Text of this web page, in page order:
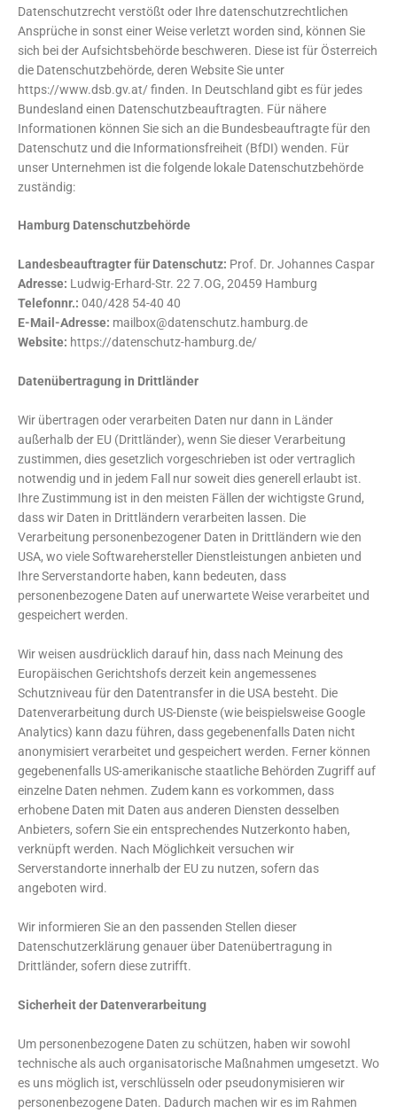
Datenschutzrecht verstößt oder Ihre datenschutzrechtlichen
Ansprüche in sonst einer Weise verletzt worden sind, können Sie
sich bei der Aufsichtsbehörde beschweren. Diese ist für Österreich
die Datenschutzbehörde, deren Website Sie unter
https://www.dsb.gv.at/ finden. In Deutschland gibt es für jedes
Bundesland einen Datenschutzbeauftragten. Für nähere
Informationen können Sie sich an die Bundesbeauftragte für den
Datenschutz und die Informationsfreiheit (BfDI) wenden. Für
unser Unternehmen ist die folgende lokale Datenschutzbehörde
zuständig:
Hamburg Datenschutzbehörde
Landesbeauftragter für Datenschutz: Prof. Dr. Johannes Caspar
Adresse: Ludwig-Erhard-Str. 22 7.OG, 20459 Hamburg
Telefonnr.: 040/428 54-40 40
E-Mail-Adresse: mailbox@datenschutz.hamburg.de
Website: https://datenschutz-hamburg.de/
Datenübertragung in Drittländer
Wir übertragen oder verarbeiten Daten nur dann in Länder
außerhalb der EU (Drittländer), wenn Sie dieser Verarbeitung
zustimmen, dies gesetzlich vorgeschrieben ist oder vertraglich
notwendig und in jedem Fall nur soweit dies generell erlaubt ist.
Ihre Zustimmung ist in den meisten Fällen der wichtigste Grund,
dass wir Daten in Drittländern verarbeiten lassen. Die
Verarbeitung personenbezogener Daten in Drittländern wie den
USA, wo viele Softwarehersteller Dienstleistungen anbieten und
Ihre Serverstandorte haben, kann bedeuten, dass
personenbezogene Daten auf unerwartete Weise verarbeitet und
gespeichert werden.
Wir weisen ausdrücklich darauf hin, dass nach Meinung des
Europäischen Gerichtshofs derzeit kein angemessenes
Schutzniveau für den Datentransfer in die USA besteht. Die
Datenverarbeitung durch US-Dienste (wie beispielsweise Google
Analytics) kann dazu führen, dass gegebenenfalls Daten nicht
anonymisiert verarbeitet und gespeichert werden. Ferner können
gegebenenfalls US-amerikanische staatliche Behörden Zugriff auf
einzelne Daten nehmen. Zudem kann es vorkommen, dass
erhobene Daten mit Daten aus anderen Diensten desselben
Anbieters, sofern Sie ein entsprechendes Nutzerkonto haben,
verknüpft werden. Nach Möglichkeit versuchen wir
Serverstandorte innerhalb der EU zu nutzen, sofern das
angeboten wird.
Wir informieren Sie an den passenden Stellen dieser
Datenschutzerklärung genauer über Datenübertragung in
Drittländer, sofern diese zutrifft.
Sicherheit der Datenverarbeitung
Um personenbezogene Daten zu schützen, haben wir sowohl
technische als auch organisatorische Maßnahmen umgesetzt. Wo
es uns möglich ist, verschlüsseln oder pseudonymisieren wir
personenbezogene Daten. Dadurch machen wir es im Rahmen